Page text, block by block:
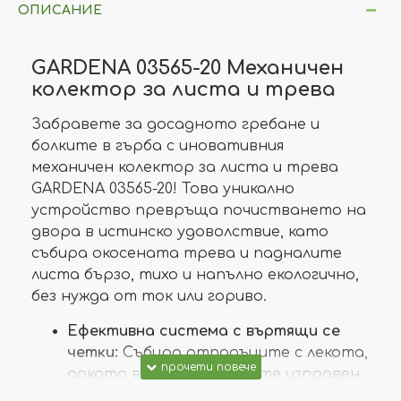
ОПИСАНИЕ
GARDENA 03565-20 Механичен
колектор за листа и трева
Забравете за досадното гребане и
болките в гърба с иновативния
механичен колектор за листа и трева
GARDENA 03565-20! Това уникално
устройство превръща почистването на
двора в истинско удоволствие, като
събира окосената трева и падналите
листа бързо, тихо и напълно екологично,
без нужда от ток или гориво.
Ефективна система с въртящи се
четки: Събира отпадъците с лекота,
докато вие се разхождате изправен,